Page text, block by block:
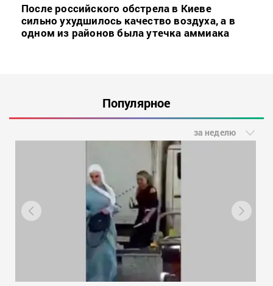
После российского обстрела в Киеве
сильно ухудшилось качество воздуха, а в
одном из районов была утечка аммиака
Популярное
за неделю